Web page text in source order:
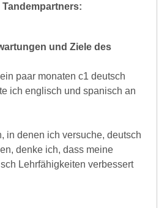
und Ziele des
paar monaten c1 deutsch
ich englisch und spanisch an
in denen ich versuche, deutsch
denke ich, dass meine
Lehrfähigkeiten verbessert